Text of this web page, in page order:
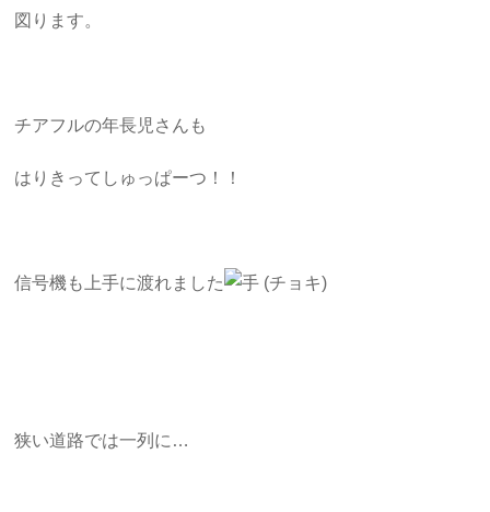
図ります。
チアフルの年長児さんも
はりきってしゅっぱーつ！！
信号機も上手に渡れました
狭い道路では一列に…